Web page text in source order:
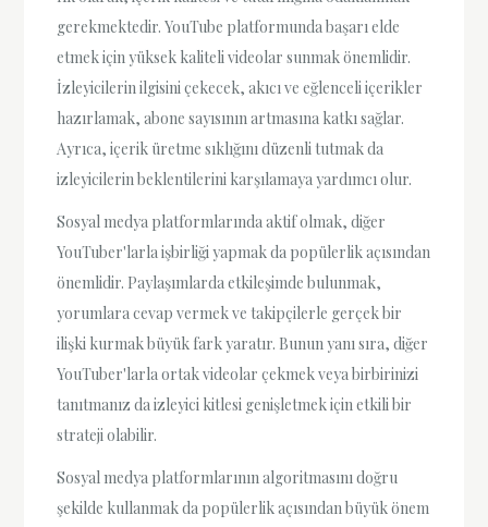
gerekmektedir. YouTube platformunda başarı elde
etmek için yüksek kaliteli videolar sunmak önemlidir.
İzleyicilerin ilgisini çekecek, akıcı ve eğlenceli içerikler
hazırlamak, abone sayısının artmasına katkı sağlar.
Ayrıca, içerik üretme sıklığını düzenli tutmak da
izleyicilerin beklentilerini karşılamaya yardımcı olur.
Sosyal medya platformlarında aktif olmak, diğer
YouTuber'larla işbirliği yapmak da popülerlik açısından
önemlidir. Paylaşımlarda etkileşimde bulunmak,
yorumlara cevap vermek ve takipçilerle gerçek bir
ilişki kurmak büyük fark yaratır. Bunun yanı sıra, diğer
YouTuber'larla ortak videolar çekmek veya birbirinizi
tanıtmanız da izleyici kitlesi genişletmek için etkili bir
strateji olabilir.
Sosyal medya platformlarının algoritmasını doğru
şekilde kullanmak da popülerlik açısından büyük önem